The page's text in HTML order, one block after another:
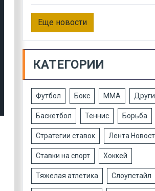
Еще новости
КАТЕГОРИИ
Футбол Бокс ММА
Баскетбол Теннис Борьба
Стратегии ставок Лента
Ставки на спорт Хоккей
Тяжелая атлетика Слоупстайл